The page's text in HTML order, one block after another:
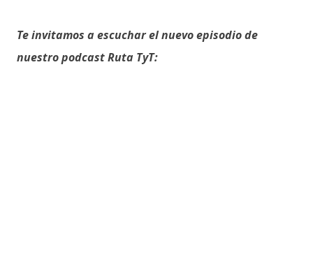
Te invitamos a escuchar el nuevo episodio de
nuestro podcast Ruta TyT: